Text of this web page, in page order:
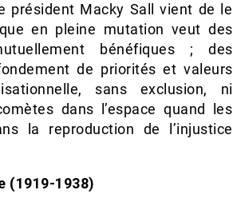
président Macky Sall vient de le
en pleine mutation veut des
bénéfiques ; des
de priorités et valeurs
sans exclusion, ni
dans l’espace quand les
la reproduction de l’injustice
(1919-1938)